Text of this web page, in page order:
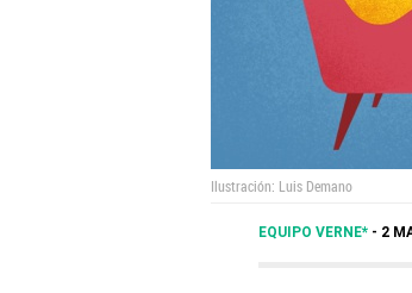
Ilustración: Luis Demano
EQUIPO VERNE* 2